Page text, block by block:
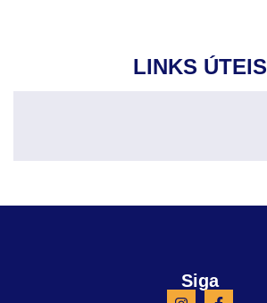
LINKS ÚTEIS
Siga